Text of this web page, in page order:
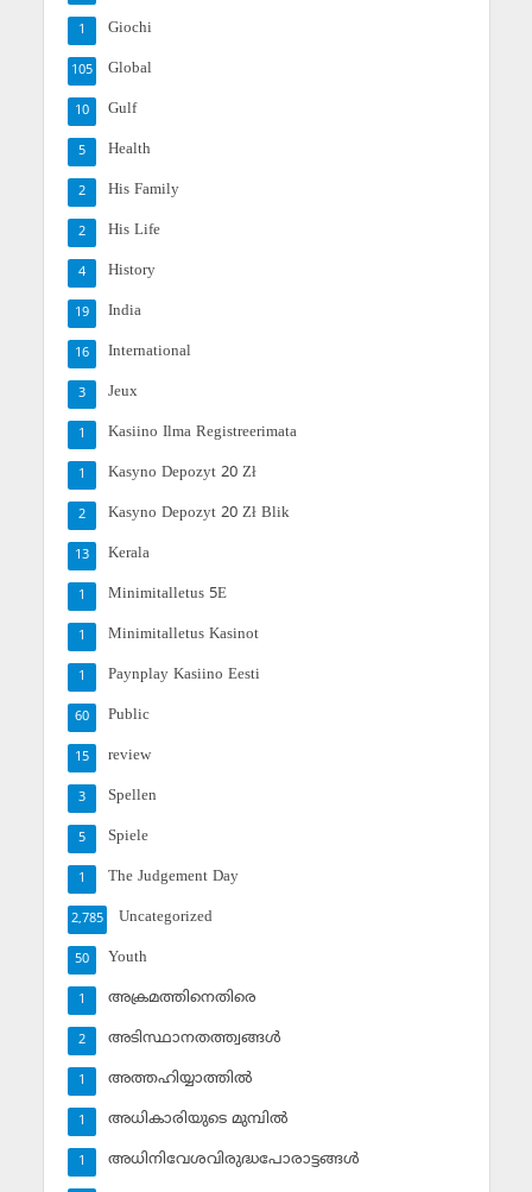
Giochi
1
Global
105
Gulf
10
Health
5
His Family
2
His Life
2
History
4
India
19
International
16
Jeux
3
Kasiino Ilma Registreerimata
1
Kasyno Depozyt 20 Zł
1
Kasyno Depozyt 20 Zł Blik
2
Kerala
13
Minimitalletus 5E
1
Minimitalletus Kasinot
1
Paynplay Kasiino Eesti
1
Public
60
review
15
Spellen
3
Spiele
5
The Judgement Day
1
Uncategorized
2,785
Youth
50
അക്രമത്തിനെതിരെ
1
അടിസ്ഥാനതത്ത്വങ്ങള്‍
2
അത്തഹിയ്യാത്തില്‍
1
അധികാരിയുടെ മുമ്പില്‍
1
അധിനിവേശവിരുദ്ധപോരാട്ടങ്ങള്‍
1